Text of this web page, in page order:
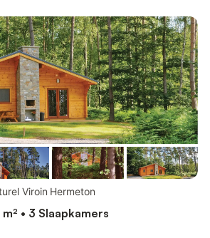
de bossen in de Thiérache, kajakken
Viroinval, een kartbaan e...
Viroin Hermeton
• 3 Slaapkamers